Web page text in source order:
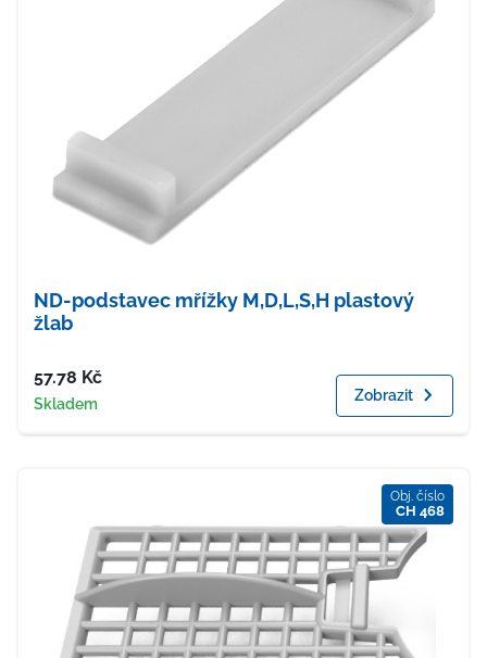
ND-podstavec mřížky M,D,L,S,H plastový
žlab
Cena
57.78 Kč
Dostupnost
Skladem Zobrazit
Obj. číslo
CH 468